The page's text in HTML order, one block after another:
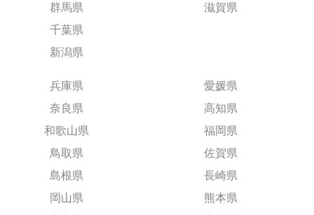
群馬県
千葉県
新潟県
滋賀県
兵庫県
奈良県
和歌山県
鳥取県
島根県
岡山県
愛媛県
高知県
福岡県
佐賀県
長崎県
熊本県